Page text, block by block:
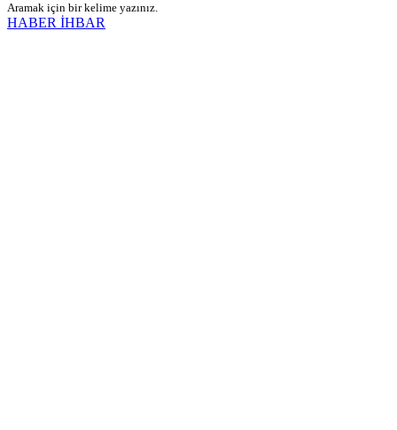
Aramak için bir kelime yazınız.
HABER İHBAR